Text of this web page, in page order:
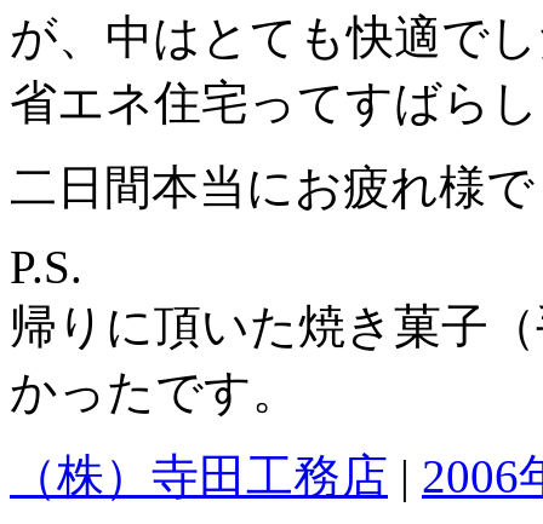
が、中はとても快適で
省エネ住宅ってすばら
二日間本当にお疲れ様
P.S.
帰りに頂いた焼き菓子
かったです。
（株）寺田工務店 | 2006